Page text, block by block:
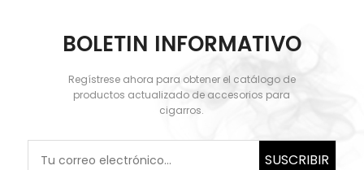
BOLETIN INFORMATIVO
Regístrese ahora para obtener el catálogo de
productos actualizado de accesorios para
cigarros.
SUSCRIBIR